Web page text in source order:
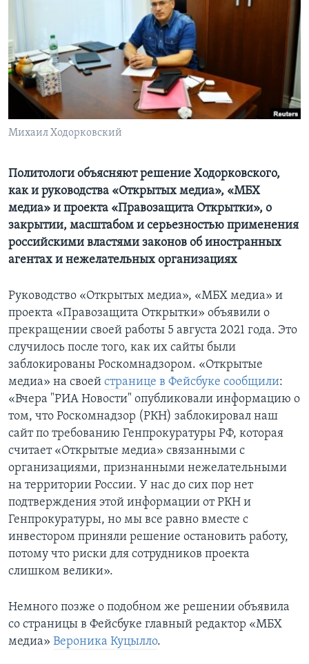
СОЦИАЛЬНЫЕ СЕТИ
Языки
Михаил Ходорковский
Политологи объясняют решение Ходoрковского,
как и руководства «Открытых медиа», «МБХ
медиа» и проекта «Правозащита Открытки», о
закрытии, масштабом и серьезностью применения
российскими властями законов об иностранных
агентах и нежелательных организациях
Руководство «Открытых медиа», «МБХ медиа» и
проекта «Правозащита Открытки» объявили о
прекращении своей работы 5 августа 2021 года. Это
случилось после того, как их сайты были
заблокированы Роскомнадзором. «Открытые
медиа» на своей странице в Фейсбуке сообщили:
«Вчера "РИА Новости" опубликовали информацию о
том, что Роскомнадзор (РКН) заблокировал наш
сайт по требованию Генпрокуратуры РФ, которая
считает «Открытые медиа» связанными с
организациями, признанными нежелательными
на территории России. У нас до сих пор нет
подтверждения этой информации от РКН и
Генпрокуратуры, но мы все равно вместе с
инвестором приняли решение остановить работу,
потому что риски для сотрудников проекта
слишком велики».
Немного позже о подобном же решении объявила
со страницы в Фейсбуке главный редактор «МБХ
медиа» Вероника Куцылло.